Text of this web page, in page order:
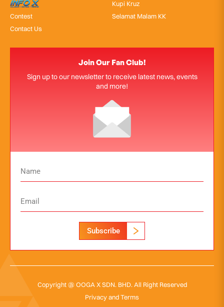
InfoX
Contest
Contact Us
Kupi Kruz
Selamat Malam KK
Join Our Fan Club!
Sign up to our newsletter to receive latest news, events
and more!
Subscribe
Copyright @ OOGA X SDN. BHD. All Right Reserved
Privacy and Terms